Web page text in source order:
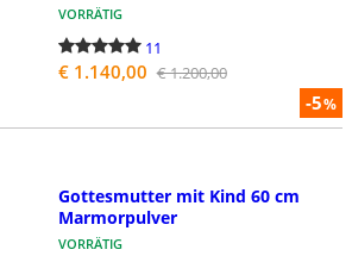
-5%
VORRÄTIG
11
€ 1.140,00 € 1.200,00
Gottesmutter mit Kind 60 cm
Marmorpulver
VORRÄTIG